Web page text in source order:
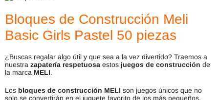
Bloques de Construcción Meli
Basic Girls Pastel 50 piezas
¿Buscas regalar algo útil y que sea a la vez divertido? Traemos a
nuestra zapatería respetuosa estos juegos de construcción de
la marca MELI.
Los bloques de construcción MELI son juegos únicos que no
solo se convertirán en el juguete favorito de los más pequeños,